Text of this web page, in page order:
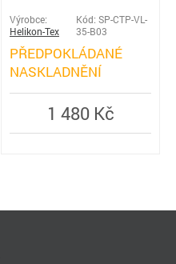
Výrobce:
Helikon-Tex
Kód: SP-CTP-VL-
35-B03
PŘEDPOKLÁDANÉ
NASKLADNĚNÍ
1 480 Kč